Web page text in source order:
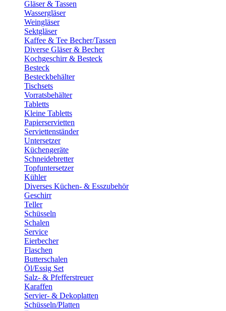
Gläser & Tassen
Wassergläser
Weingläser
Sektgläser
Kaffee & Tee Becher/Tassen
Diverse Gläser & Becher
Kochgeschirr & Besteck
Besteck
Besteckbehälter
Tischsets
Vorratsbehälter
Tabletts
Kleine Tabletts
Papierservietten
Serviettenständer
Untersetzer
Küchengeräte
Schneidebretter
Topfuntersetzer
Kühler
Diverses Küchen- & Esszubehör
Geschirr
Teller
Schüsseln
Schalen
Service
Eierbecher
Flaschen
Butterschalen
Öl/Essig Set
Salz- & Pfefferstreuer
Karaffen
Servier- & Dekoplatten
Schüsseln/Platten